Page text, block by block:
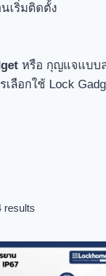
เริ่มติดตั้ง
หรือ กุญแจแบบ
เลือกใช้ Lock
results